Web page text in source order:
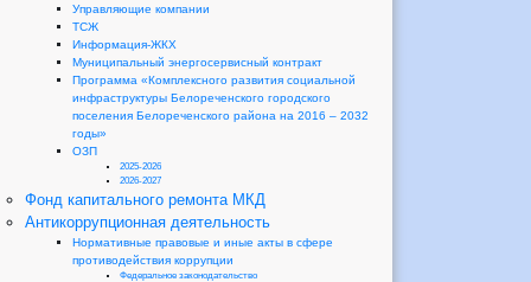
Управляющие компании
ТСЖ
Информация-ЖКХ
Муниципальный энергосервисный контракт
Программа «Комплексного развития социальной
инфраструктуры Белореченского городского
поселения Белореченского района на 2016 – 2032
годы»
ОЗП
2025-2026
2026-2027
Фонд капитального ремонта МКД
Антикоррупционная деятельность
Нормативные правовые и иные акты в сфере
противодействия коррупции
Федеральное законодательство